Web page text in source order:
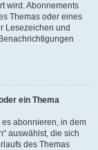
wird. Abonnements
Themas oder eines
Lesezeichen und
ein Thema
abonnieren, in dem
auswählst, die sich
des Themas